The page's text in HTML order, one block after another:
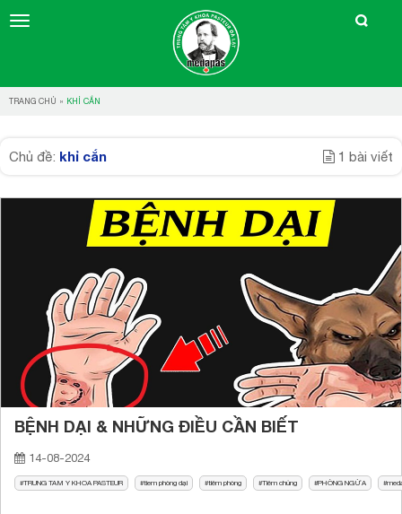
TRANG CHỦ » KHỈ CẮN
Chủ đề: khỉ cắn 1 bài viết
BỆNH DẠI & NHỮNG ĐIỀU CẦN BIẾT
14-08-2024
TRUNG TAM Y KHOA PASTEUR tiem phòng dại tiêm phòng Tiêm chủng PHÒNG NGỪA